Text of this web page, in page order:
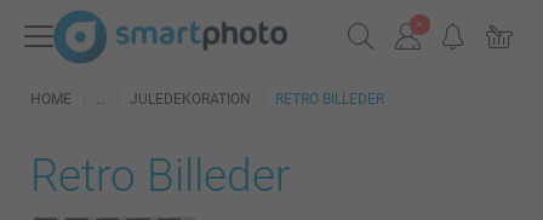
HOME JULEDEKORATION RETRO BILLEDER
Retro Billeder